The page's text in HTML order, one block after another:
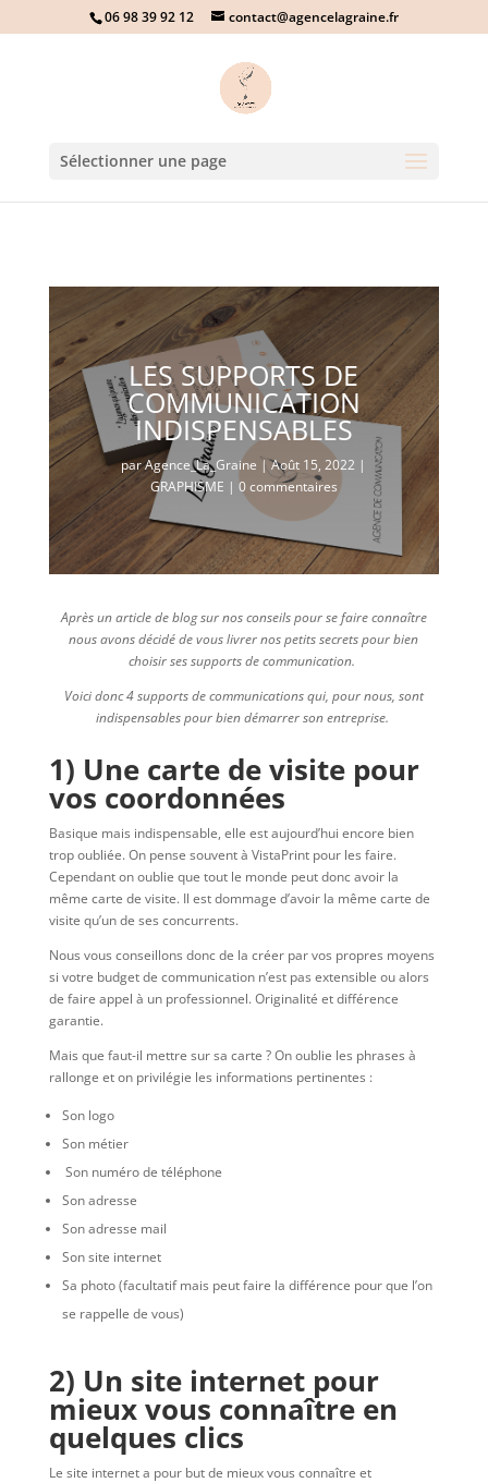
06 98 39 92 12 contact@agencelagraine.fr
Sélectionner une page
LES SUPPORTS DE
COMMUNICATION
INDISPENSABLES
parAgence_La_Graine |Août 15, 2022 |
GRAPHISME | 0 commentaires
Après un article de blog sur nos conseils pour se faire connaître
nous avons décidé de vous livrer nos petits secrets pour bien
choisir ses supports de communication.
Voici donc 4 supports de communications qui, pour nous, sont
indispensables pour bien démarrer son entreprise.
1) Une carte de visite pour
vos coordonnées
Basique mais indispensable, elle est aujourd’hui encore bien
trop oubliée. On pense souvent à VistaPrint pour les faire.
Cependant on oublie que tout le monde peut donc avoir la
même carte de visite. Il est dommage d’avoir la même carte de
visite qu’un de ses concurrents.
Nous vous conseillons donc de la créer par vos propres moyens
si votre budget de communication n’est pas extensible ou alors
de faire appel à un professionnel. Originalité et différence
garantie.
Mais que faut-il mettre sur sa carte ? On oublie les phrases à
rallonge et on privilégie les informations pertinentes :
Son logo
Son métier
Son numéro de téléphone
Son adresse
Son adresse mail
Son site internet
Sa photo (facultatif mais peut faire la différence pour que l’on
se rappelle de vous)
2) Un site internet pour
mieux vous connaître en
quelques clics
Le site internet a pour but de mieux vous connaître et